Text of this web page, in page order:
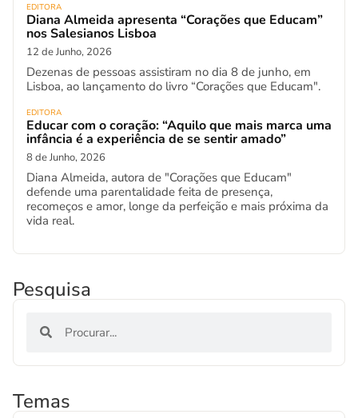
EDITORA
Diana Almeida apresenta “Corações que Educam”
nos Salesianos Lisboa
12 de Junho, 2026
Dezenas de pessoas assistiram no dia 8 de junho, em
Lisboa, ao lançamento do livro “Corações que Educam".
EDITORA
Educar com o coração: “Aquilo que mais marca uma
infância é a experiência de se sentir amado”
8 de Junho, 2026
Diana Almeida, autora de "Corações que Educam"
defende uma parentalidade feita de presença,
recomeços e amor, longe da perfeição e mais próxima da
vida real.
Pesquisa
Temas